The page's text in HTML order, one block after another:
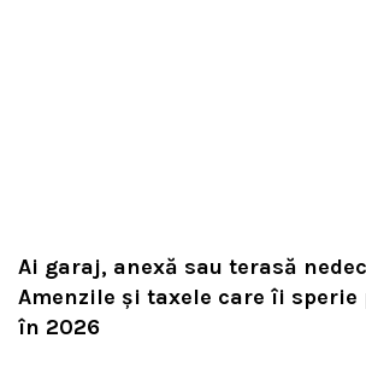
Ai garaj, anexă sau terasă
Amenzile și taxele care îi
în 2026